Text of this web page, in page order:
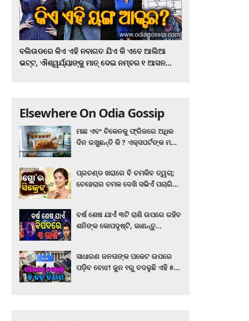
ବଲିଉଡରେ କିଏ ଏହି ନବାଗତ ଯିଏ କି ଏବେ ଆଲିଆ
ଭଟ୍ଟ, ଐଶ୍ୱର୍ଯ୍ୟାଙ୍କୁ ମାତ୍‌ ଦେଇ ନମ୍ବର ୧ ଆସନ
Elsewhere On Odia Gossip
ମାଛ ଏବଂ ଚିକେନକୁ ଫ୍ରିଜରେ ଅଧିକ
ଦିନ ରଖୁଛନ୍ତି କି ? ଏକ୍ସପର୍ଟଙ୍କ ମତ
ପ୍ରଚଣ୍ଡ ଖରାରେ ବି ଚମକିବ ତ୍ୱଚା;
ଚେହେରାର ଚମକ ଦେଖି ସଭିଏଁ ପଚାରିବେ
ବର୍ଷ ଶେଷ ଯାଏଁ ୩ଟି ରାଶି ଉପରେ ରହିବ
ଶନିଙ୍କ କୋପଦୃଷ୍ଟି, ଜାଣନ୍ତୁ
ସାଧାରଣ ଜନତାଙ୍କ ପକେଟ ଉପରେ
ପଡ଼ିବ ବୋଝ! ଜୁନ ୧ରୁ ବଦଳୁଛି ଏହି ୫